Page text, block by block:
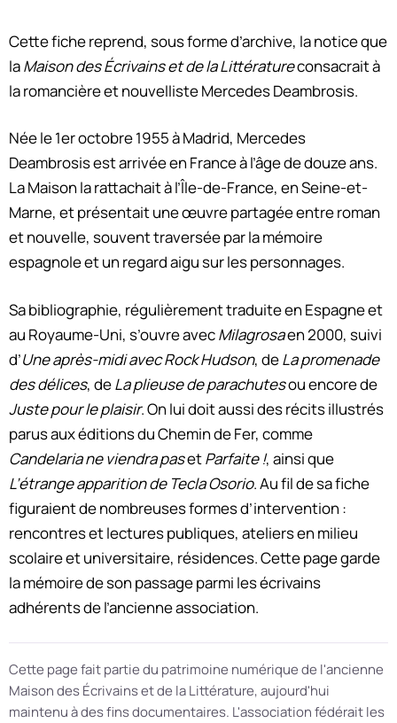
Cette fiche reprend, sous forme d’archive, la notice que
laMaison des Écrivains et de la Littératureconsacrait à
la romancière et nouvelliste Mercedes Deambrosis.
Née le 1er octobre 1955 à Madrid, Mercedes
Deambrosis est arrivée en France à l’âge de douze ans.
La Maison la rattachait à l’Île-de-France, en Seine-et-
Marne, et présentait une œuvre partagée entre roman
et nouvelle, souvent traversée par la mémoire
espagnole et un regard aigu sur les personnages.
Sa bibliographie, régulièrement traduite en Espagne et
au Royaume-Uni, s’ouvre avecMilagrosaen 2000, suivi
d’Une après-midi avec Rock Hudson, deLa promenade
des délices, deLa plieuse de parachutesou encore de
Juste pour le plaisir. On lui doit aussi des récits illustrés
parus aux éditions du Chemin de Fer, comme
Candelaria ne viendra pasetParfaite !, ainsi que
L’étrange apparition de Tecla Osorio. Au fil de sa fiche
figuraient de nombreuses formes d’intervention :
rencontres et lectures publiques, ateliers en milieu
scolaire et universitaire, résidences. Cette page garde
la mémoire de son passage parmi les écrivains
adhérents de l’ancienne association.
Cette page fait partie du patrimoine numérique de l'ancienne
Maison des Écrivains et de la Littérature, aujourd'hui
maintenu à des fins documentaires. L'association fédérait les